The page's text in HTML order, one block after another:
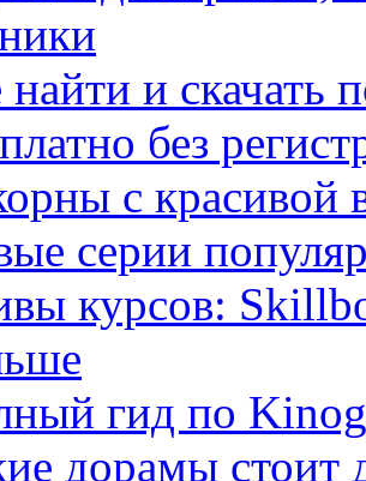
найти и
без
с красивой
серии
курсов:
гид по
дорамы стоит